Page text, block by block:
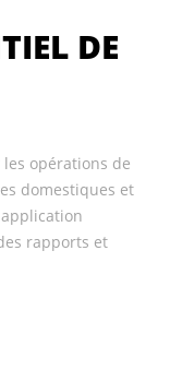
DE
opérations de
domestiques et
rapports et